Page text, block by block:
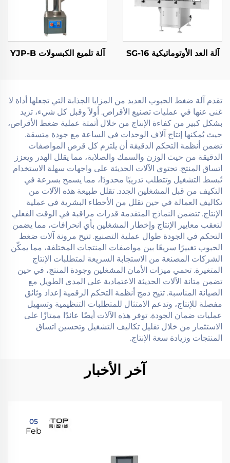
آلة العد الأوتوماتيكية SG-16 آلة تلميع الكبسولات YJP-B
تقدم آلة ضغط الحبوب العديد من المزايا الجذابة التي تجعلها أداة لا
غنى عنها في عمليات تصنيع الأقراص. أولاً وقبل كل شيء، تزيد
بشكل كبير من كفاءة الإنتاج من خلال أتمتة عملية ضغط الأقراص،
حيث يُمكنها إنتاج آلاف الوحدات في الساعة مع جودة متسقة.
تضمن أنظمة التحكم الدقيقة أن يلتزم كل قرص المواصفات
الدقيقة من حيث الوزن والسمك والصلابة، مما يقلل الهدر ويعزز
اتساق المنتج. تحتوي الآلات الحديثة على واجهات سهلة الاستخدام
تُبسط التشغيل وتتطلب تدريبًا محدودًا، مما يسمح بسرعة في
التكيف من قبل المشغلين الجدد. تقلل طبيعة هذه الآلات من
تكاليف العمالة في حين تقلل من الأخطاء البشرية في عملية
الإنتاج. تتضمن النماذج المتقدمة قدرات مراقبة في الوقت الفعلي
لتعقب معايير الإنتاج وإخطار المشغلين بأي انحرافات، مما يضمن
التحكم في الجودة طوال عملية التصنيع. تتيح مرونة آلات ضغط
الحبوب تغييرًا سريعًا بين مواصفات المنتجات المختلفة، مما يمكّن
الشركات المصنعة من الاستجابة السريعة لمتطلبات الإنتاج
المتغيرة. تحمي ميزات الأمان المشغلين وجودة المنتج، في حين
تضمن متانة الآلات الحديثة الاعتمادية على المدى الطويل مع
الصيانة المناسبة. تتيح دمج أنظمة التحكم الرقمية إعداد وثائق
مفصلة للإنتاج، وتدعم الامتثال للمتطلبات التنظيمية وتسهيل
عمليات ضمان الجودة. توفر هذه الآلات أيضًا عائدًا ممتازًا على
الاستثمار من خلال تقليل تكاليف التشغيل وتحسين اتساق
المنتجات وزيادة سعة الإنتاج.
آخر الأخبار
05
Feb